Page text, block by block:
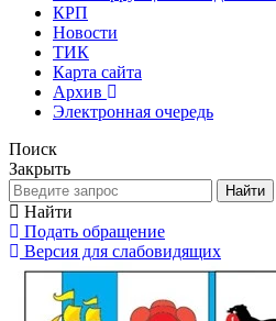
КРП
Новости
ТИК
Карта сайта
Архив
Электронная очередь
Поиск
Закрыть
Найти
Найти
Подать обращение
Версия для слабовидящих